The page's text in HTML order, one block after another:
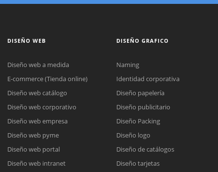
DISEÑO WEB
Diseño web a medida
E-commerce (Tienda online)
Diseño web catálogo
Diseño web corporativo
Diseño web empresa
Diseño web pyme
Diseño web portal
Diseño web intranet
DISEÑO GRAFICO
Naming
Identidad corporativa
Diseño papelería
Diseño publicitario
Diseño Packing
Diseño logo
Diseño de catálogos
Diseño tarjetas